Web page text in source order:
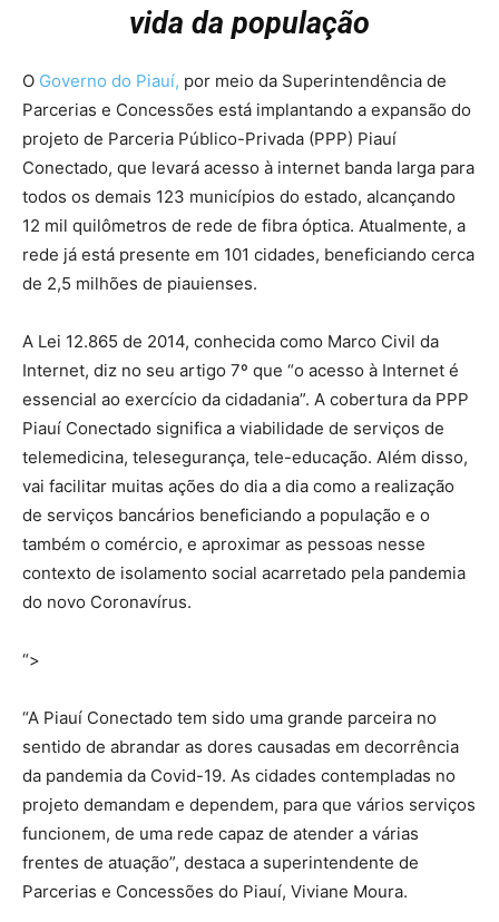
vida da população
O Governo do Piauí, por meio da Superintendência de
Parcerias e Concessões está implantando a expansão do
projeto de Parceria Público-Privada (PPP) Piauí
Conectado, que levará acesso à internet banda larga para
todos os demais 123 municípios do estado, alcançando
12 mil quilômetros de rede de fibra óptica. Atualmente, a
rede já está presente em 101 cidades, beneficiando cerca
de 2,5 milhões de piauienses.
A Lei 12.865 de 2014, conhecida como Marco Civil da
Internet, diz no seu artigo 7º que “o acesso à Internet é
essencial ao exercício da cidadania”. A cobertura da PPP
Piauí Conectado significa a viabilidade de serviços de
telemedicina, telesegurança, tele-educação. Além disso,
vai facilitar muitas ações do dia a dia como a realização
de serviços bancários beneficiando a população e o
também o comércio, e aproximar as pessoas nesse
contexto de isolamento social acarretado pela pandemia
do novo Coronavírus.
“>
“A Piauí Conectado tem sido uma grande parceira no
sentido de abrandar as dores causadas em decorrência
da pandemia da Covid-19. As cidades contempladas no
projeto demandam e dependem, para que vários serviços
funcionem, de uma rede capaz de atender a várias
frentes de atuação”, destaca a superintendente de
Parcerias e Concessões do Piauí, Viviane Moura.